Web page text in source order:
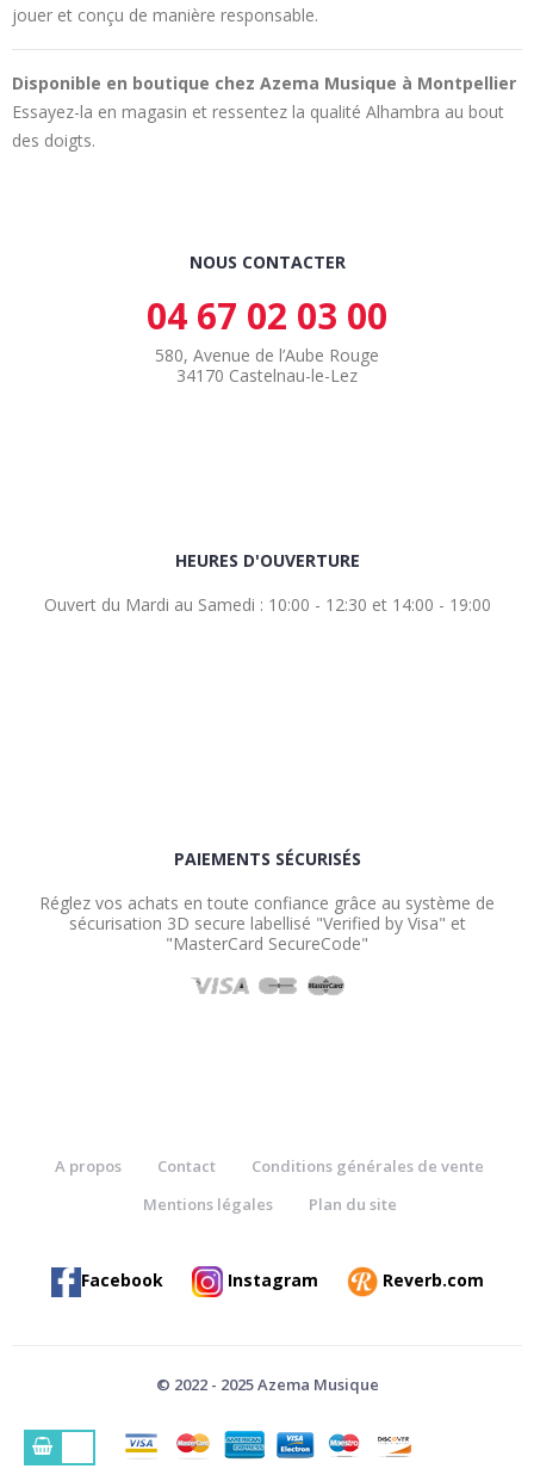
jouer et conçu de manière responsable.
Disponible en boutique chez Azema Musique à Montpellier
Essayez-la en magasin et ressentez la qualité Alhambra au bout
des doigts.
NOUS CONTACTER
04 67 02 03 00
580, Avenue de l’Aube Rouge
34170 Castelnau-le-Lez
HEURES D'OUVERTURE
Ouvert du Mardi au Samedi : 10:00 - 12:30 et 14:00 - 19:00
PAIEMENTS SÉCURISÉS
Réglez vos achats en toute confiance grâce au système de
sécurisation 3D secure labellisé "Verified by Visa" et
"MasterCard SecureCode"
A propos Contact
Conditions générales de vente
Mentions légales
Plan du site
Facebook Instagram Reverb.com
© 2022 - 2025 Azema Musique